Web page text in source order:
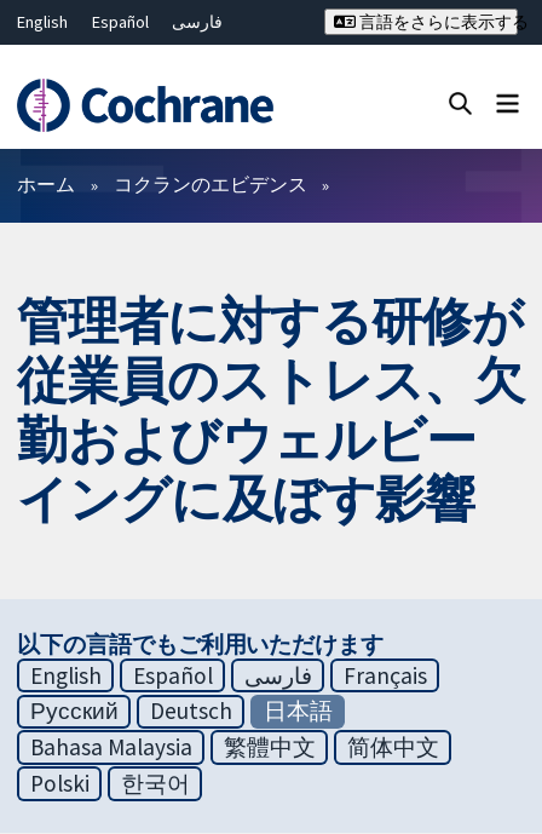
English Español
فارسی
Deutsch
Bahasa Malaysia
ไทย
繁體中文
简体中文
言語をさらに表示する
フィルター
ホーム コクランのエビデンス
管理者に対する研修が
従業員のストレス、欠
勤およびウェルビー
イングに及ぼす影響
以下の言語でもご利用いただけます
English
Español فارسی
Français
Русский
Deutsch
日本語
Bahasa Malaysia
繁體中文
简体中文
Polski
한국어